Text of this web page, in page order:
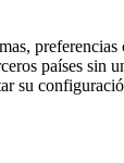
países sin
su